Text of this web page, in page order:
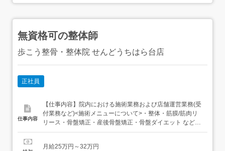
無資格可の整体師
歩こう整骨・整体院 せんどうちはら台店
正社員
仕事内容
【仕事内容】院内における施術業務および店舗運営業務(受
付業務など)<施術メニューについて>・整体・筋膜/筋肉リ
リース・骨盤矯正・産後骨盤矯正・骨盤ダイエット など当
院はカウンセリングに力をいれており 患者様のお悩みを正
で確かな問診力をつける事が可能です!従事すべき業務の変
月給25万円～32万円